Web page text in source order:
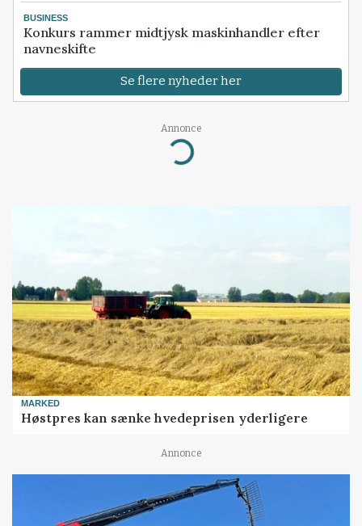
BUSINESS
Konkurs rammer midtjysk maskinhandler efter
navneskifte
Se flere nyheder her
Annonce
Loading...
MARKED
Høstpres kan sænke hvedeprisen yderligere
Annonce